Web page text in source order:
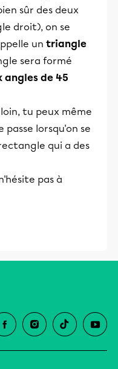
sûr des deux
droit), on se
un triangle
sera formé
angles de 45
tu peux même
passe lorsqu'on se
qui a des
pas à